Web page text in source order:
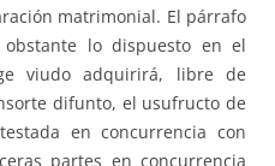
matrimonial. El párrafo
lo dispuesto en el
viudo adquirirá, libre de
difunto, el usufructo de
en concurrencia con
partes en concurrencia